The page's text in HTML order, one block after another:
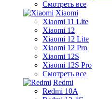
Смотреть все
Xiaomi
Xiaomi 11 Lite
Xiaomi 12
Xiaomi 12 Lite
Xiaomi 12 Pro
Xiaomi 12S
Xiaomi 12S Pro
Смотреть все
Redmi
Redmi 10A